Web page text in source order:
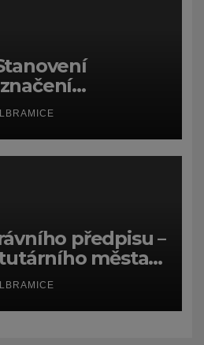
č.
předpisu –
města
zadat
budov